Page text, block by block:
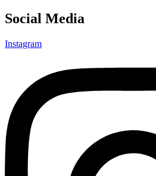
Social Media
Instagram